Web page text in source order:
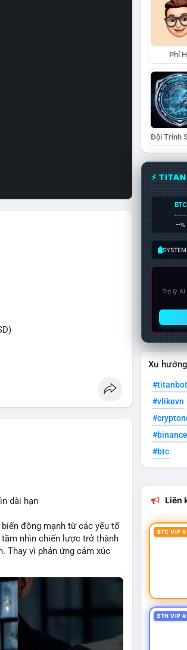
USD được thực hiện trong
nhân sở hữu lượng tài sản
đủ tạo áp lực bán trực tiếp
dòng tiền này hướng về ví
củng cố niềm tin vào xu
dài hạn
động mạnh từ các yếu tố
nhìn chiến lược trở thành
Thay vì phản ứng cảm xúc
Điều này không chỉ giúp
phục hồi.
Phí
⚡
BTC
--%
Trợ lý
Xu
#titanbot
#vlikevn
#btc
Liên
BTC VIP
ETH VIP